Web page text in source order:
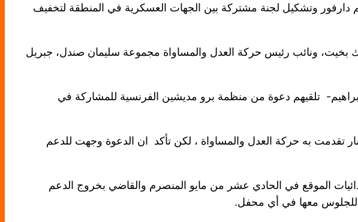
وتشكيل لجنة مشتركة بين الجهات العسكرية في المنطقة لتخفيف
ونائب رئيس حركة العدل والمساواة مجموعة سليمان صندل، جبريل
تلقيهم دعوة من منظمة برو مديشين الفرنسية للمشاركة في
تقدمت به حركة العدل والمساواة ، لكن تأكد ان الدعوة وجهت للدعم
الموقع في الحادي عشر من مايو المنصرم والقاضي بخروج الدعم
للجلوس معها في أي محفل.